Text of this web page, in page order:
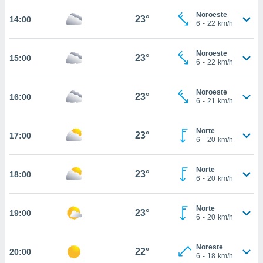
que
sean
para
ni para
no
web a
14:00 23°
Noroeste
6 - 22 km/h
15:00 23°
Noroeste
6 - 22 km/h
16:00 23°
Noroeste
6 - 21 km/h
17:00 23°
Norte
6 - 20 km/h
18:00 23°
Norte
6 - 20 km/h
19:00 23°
Norte
6 - 20 km/h
20:00 22°
Noreste
6 - 18 km/h